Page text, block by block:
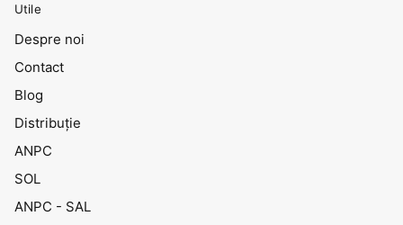
Utile
Despre noi
Contact
Blog
Distribuţie
ANPC
SOL
ANPC - SAL